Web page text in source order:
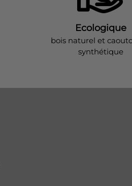
Ecologique
bois naturel et
synthétique